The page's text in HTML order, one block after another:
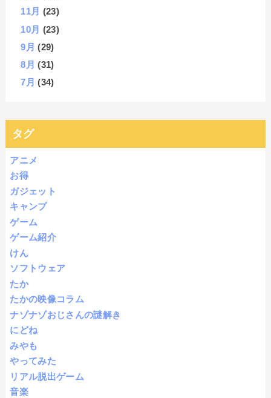
11月 (23)
10月 (23)
9月(29)
8月(31)
7月(34)
タグ
アニメ
お得
ガジェット
キャンプ
ゲーム
ゲーム紹介
けん
ソフトウェア
たか
たかの映像コラム
ナゾナゾおじさんの謎解き
にどね
みやも
やってみた
リアル脱出ゲーム
音楽